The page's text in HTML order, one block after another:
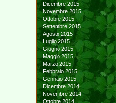
Dicembre 2015
Novembre 2015
Ottobre 2015
Settembre 2015
Agosto 2015
Luglio 2015
Giugno 2015
Maggio 2015
Marzo 2015
Febbraio 2015
Gennaio 2015
Dicembre 2014
Novembre 2014
Ottobre 2014